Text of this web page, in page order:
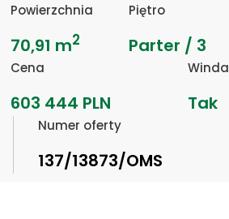
Powierzchnia
70,91 m2
Piętro
Parter / 3
Cena
603 444 PLN
Winda
Tak
Numer oferty
137/13873/OMS